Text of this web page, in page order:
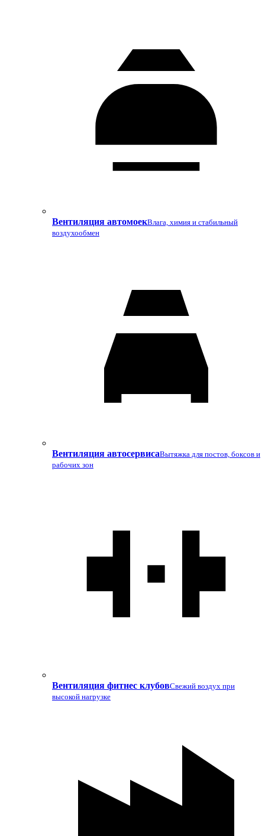
Вентиляция автомоекВлага, химия и стабильный
воздухообмен
Вентиляция автосервисаВытяжка для постов, боксов и
рабочих зон
Вентиляция фитнес клубовСвежий воздух при
высокой нагрузке